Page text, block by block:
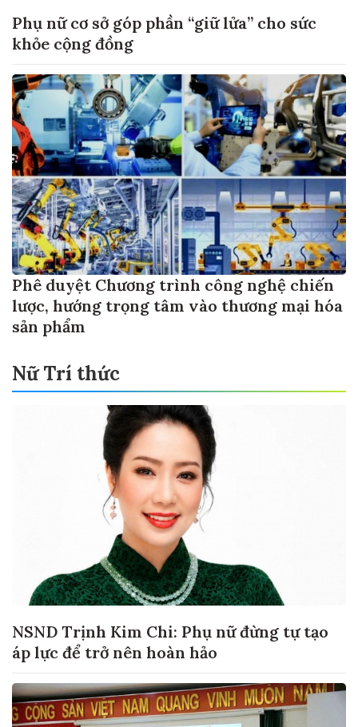
Phụ nữ cơ sở góp phần “giữ lửa” cho sức
khỏe cộng đồng
Phê duyệt Chương trình công nghệ chiến
lược, hướng trọng tâm vào thương mại hóa
sản phẩm
Nữ Trí thức
NSND Trịnh Kim Chi: Phụ nữ đừng tự tạo
áp lực để trở nên hoàn hảo